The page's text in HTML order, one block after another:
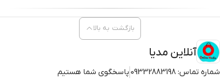
آنلاین مدیا
شماره تماس: 09332883198 پاسخگوی شما هستیم
بازگشت به بالا